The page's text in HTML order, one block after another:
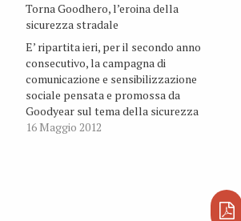
tanto hanno caratterizzato la
stagione invernale.
Torna Goodhero, l’eroina della
sicurezza stradale
E’ ripartita ieri, per il secondo anno
consecutivo, la campagna di
comunicazione e sensibilizzazione
sociale pensata e promossa da
Goodyear sul tema della sicurezza
stradale, con l'obiettivo di
16 Maggio 2012